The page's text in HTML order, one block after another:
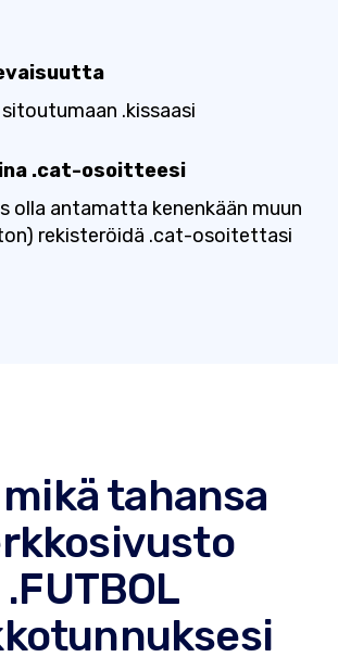
.kissaasi
.cat-osoitteesi
olla antamatta kenenkään muun
rekisteröidä .cat-osoitettasi
tahansa
.FUTBOL